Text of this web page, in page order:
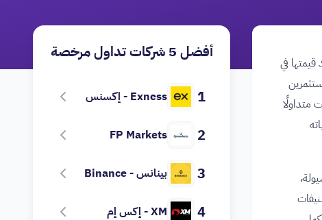
قيمتها في
متداولًا
أفضل 5 شركات تداول مرخصة
1 Exness - إكسنس
2
FP Markets
3 بينانس - Binance
4 XM - إكس إم